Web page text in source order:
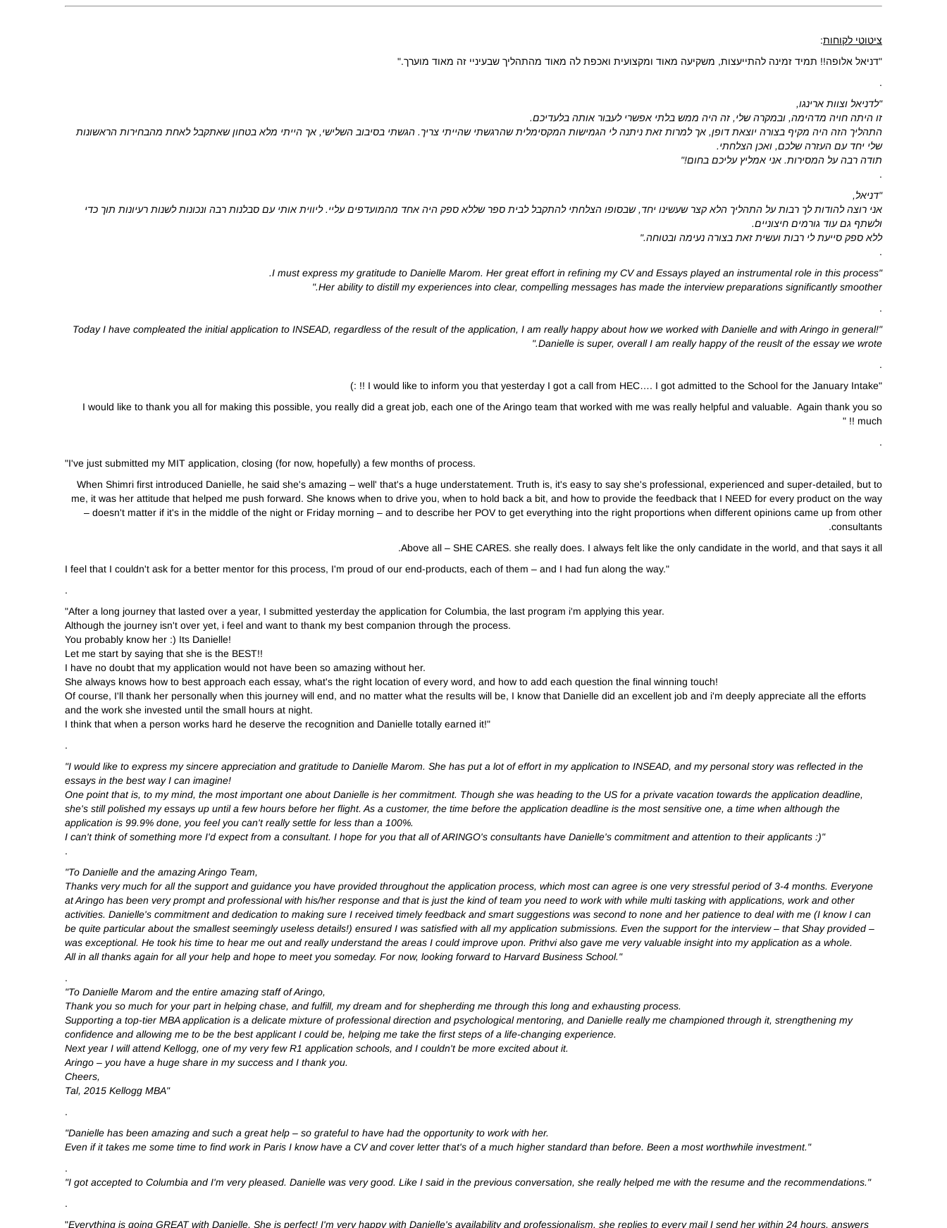
ציטוטי לקוחות:
"דניאל אלופה!! תמיד זמינה להתייעצות, משקיעה מאוד ומקצועית ואכפת לה מאוד מהתהליך שבעיניי זה מאוד מוערך."
.
"לדניאל וצוות ארינגו,
זו היתה חויה מדהימה, ובמקרה שלי, זה היה ממש בלתי אפשרי לעבור אותה בלעדיכם.
התהליך הזה היה מקיף בצורה יוצאת דופן, אך למרות זאת ניתנה לי הגמישות המקסימלית שהרגשתי שהייתי צריך. הגשתי בסיבוב השלישי, אך הייתי מלא בטחון שאתקבל לאחת מהבחירות הראשונות
שלי יחד עם העזרה שלכם, ואכן הצלחתי.
תודה רבה על המסירות. אני אמליץ עליכם בחום!"
.
"דניאל,
אני רוצה להודות לך רבות על התהליך הלא קצר שעשינו יחד, שבסופו הצלחתי להתקבל לבית ספר שללא ספק היה אחד מהמועדפים עליי. ליווית אותי עם סבלנות רבה ונכונות לשנות רעיונות תוך כדי
ולשתף גם עוד גורמים חיצוניים.
ללא ספק סייעת לי רבות ועשית זאת בצורה נעימה ובטוחה."
.
"I must express my gratitude to Danielle Marom. Her great effort in refining my CV and Essays played an instrumental role in this process.
Her ability to distill my experiences into clear, compelling messages has made the interview preparations significantly smoother."
.
"Today I have compleated the initial application to INSEAD, regardless of the result of the application, I am really happy about how we worked with Danielle and with Aringo in general!
Danielle is super, overall I am really happy of the reuslt of the essay we wrote."
.
"I would like to inform you that yesterday I got a call from HEC…. I got admitted to the School for the January Intake !! :)
I would like to thank you all for making this possible, you really did a great job, each one of the Aringo team that worked with me was really helpful and valuable. Again thank you so
much !! "
.
"I've just submitted my MIT application, closing (for now, hopefully) a few months of process.
When Shimri first introduced Danielle, he said she's amazing – well' that's a huge understatement. Truth is, it's easy to say she's professional, experienced and super-detailed, but to
me, it was her attitude that helped me push forward. She knows when to drive you, when to hold back a bit, and how to provide the feedback that I NEED for every product on the way
– doesn't matter if it's in the middle of the night or Friday morning – and to describe her POV to get everything into the right proportions when different opinions came up from other
consultants.
Above all – SHE CARES. she really does. I always felt like the only candidate in the world, and that says it all.
I feel that I couldn't ask for a better mentor for this process, I'm proud of our end-products, each of them – and I had fun along the way."
.
"After a long journey that lasted over a year, I submitted yesterday the application for Columbia, the last program i'm applying this year.
Although the journey isn't over yet, i feel and want to thank my best companion through the process.
You probably know her :) Its Danielle!
Let me start by saying that she is the BEST!!
I have no doubt that my application would not have been so amazing without her.
She always knows how to best approach each essay, what's the right location of every word, and how to add each question the final winning touch!
Of course, I'll thank her personally when this journey will end, and no matter what the results will be, I know that Danielle did an excellent job and i'm deeply appreciate all the efforts
and the work she invested until the small hours at night.
I think that when a person works hard he deserve the recognition and Danielle totally earned it!"
.
"I would like to express my sincere appreciation and gratitude to Danielle Marom. She has put a lot of effort in my application to INSEAD, and my personal story was reflected in the
essays in the best way I can imagine!
One point that is, to my mind, the most important one about Danielle is her commitment. Though she was heading to the US for a private vacation towards the application deadline,
she's still polished my essays up until a few hours before her flight. As a customer, the time before the application deadline is the most sensitive one, a time when although the
application is 99.9% done, you feel you can't really settle for less than a 100%.
I can't think of something more I'd expect from a consultant. I hope for you that all of ARINGO's consultants have Danielle's commitment and attention to their applicants :)"
.
"To Danielle and the amazing Aringo Team,
Thanks very much for all the support and guidance you have provided throughout the application process, which most can agree is one very stressful period of 3-4 months. Everyone
at Aringo has been very prompt and professional with his/her response and that is just the kind of team you need to work with while multi tasking with applications, work and other
activities. Danielle's commitment and dedication to making sure I received timely feedback and smart suggestions was second to none and her patience to deal with me (I know I can
be quite particular about the smallest seemingly useless details!) ensured I was satisfied with all my application submissions. Even the support for the interview – that Shay provided –
was exceptional. He took his time to hear me out and really understand the areas I could improve upon. Prithvi also gave me very valuable insight into my application as a whole.
All in all thanks again for all your help and hope to meet you someday. For now, looking forward to Harvard Business School."
.
"To Danielle Marom and the entire amazing staff of Aringo,
Thank you so much for your part in helping chase, and fulfill, my dream and for shepherding me through this long and exhausting process.
Supporting a top-tier MBA application is a delicate mixture of professional direction and psychological mentoring, and Danielle really me championed through it, strengthening my
confidence and allowing me to be the best applicant I could be, helping me take the first steps of a life-changing experience.
Next year I will attend Kellogg, one of my very few R1 application schools, and I couldn't be more excited about it.
Aringo – you have a huge share in my success and I thank you.
Cheers,
Tal, 2015 Kellogg MBA"
.
"Danielle has been amazing and such a great help – so grateful to have had the opportunity to work with her.
Even if it takes me some time to find work in Paris I know have a CV and cover letter that's of a much higher standard than before. Been a most worthwhile investment."
.
"I got accepted to Columbia and I'm very pleased. Danielle was very good. Like I said in the previous conversation, she really helped me with the resume and the recommendations."
.
"Everything is going GREAT with Danielle, She is perfect! I'm very happy with Danielle's availability and professionalism. she replies to every mail I send her within 24 hours, answers